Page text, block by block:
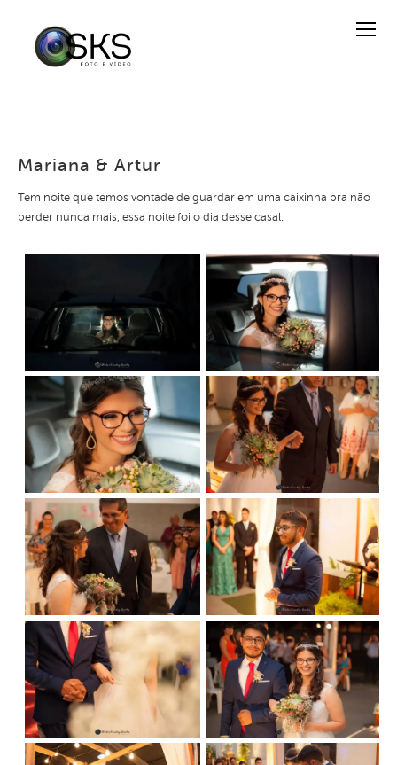
Mariana & Artur
Tem noite que temos vontade de guardar em uma caixinha pra não
perder nunca mais, essa noite foi o dia desse casal.